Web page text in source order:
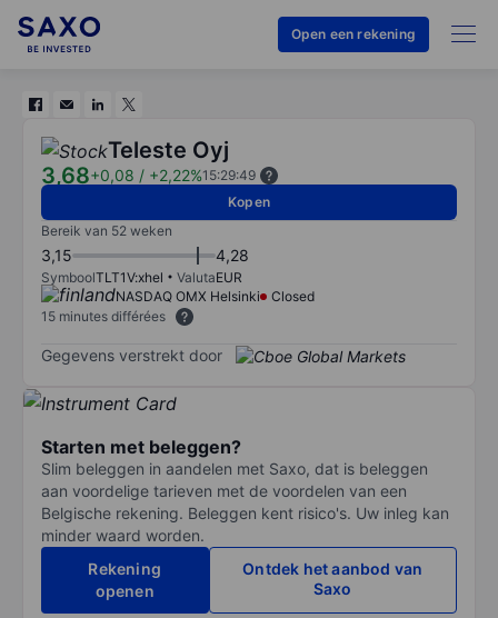
Open een rekening
Teleste Oyj
3,68+0,08 / +2,22%15:29:49
Kopen
Bereik van 52 weken
3,15 4,28
SymboolTLT1V:xhel ValutaEUR
NASDAQ OMX Helsinki
Closed
15 minutes différées
Gegevens verstrekt door
Starten met beleggen?
Slim beleggen in aandelen met Saxo, dat is beleggen
aan voordelige tarieven met de voordelen van een
Belgische rekening. Beleggen kent risico's. Uw inleg kan
minder waard worden.
Rekening
openen
Ontdek het aanbod van
Saxo